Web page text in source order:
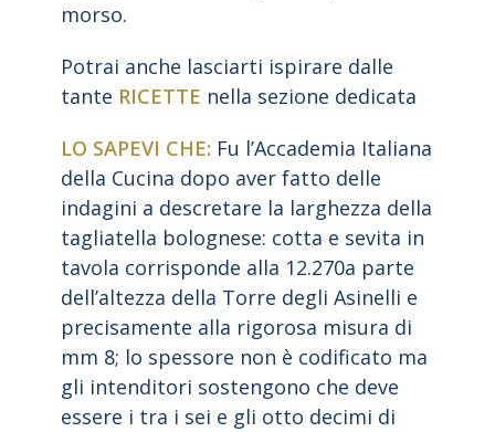
morso.
Potrai anche lasciarti ispirare dalle
tante RICETTE nella sezione dedicata
LO SAPEVI CHE: Fu l’Accademia Italiana
della Cucina dopo aver fatto delle
indagini a descretare la larghezza della
tagliatella bolognese: cotta e sevita in
tavola corrisponde alla 12.270a parte
dell’altezza della Torre degli Asinelli e
precisamente alla rigorosa misura di
mm 8; lo spessore non è codificato ma
gli intenditori sostengono che deve
essere i tra i sei e gli otto decimi di